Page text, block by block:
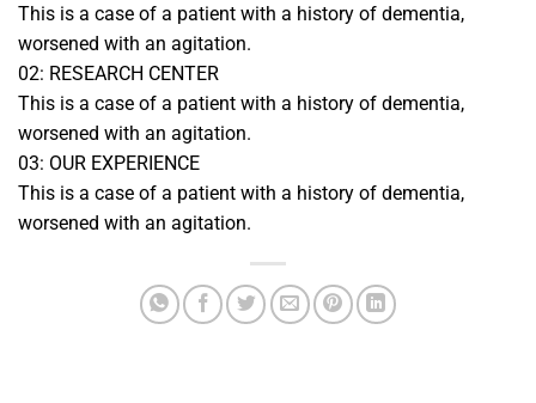
This is a case of a patient with a history of dementia,
worsened with an agitation.
02: RESEARCH CENTER
This is a case of a patient with a history of dementia,
worsened with an agitation.
03: OUR EXPERIENCE
This is a case of a patient with a history of dementia,
worsened with an agitation.